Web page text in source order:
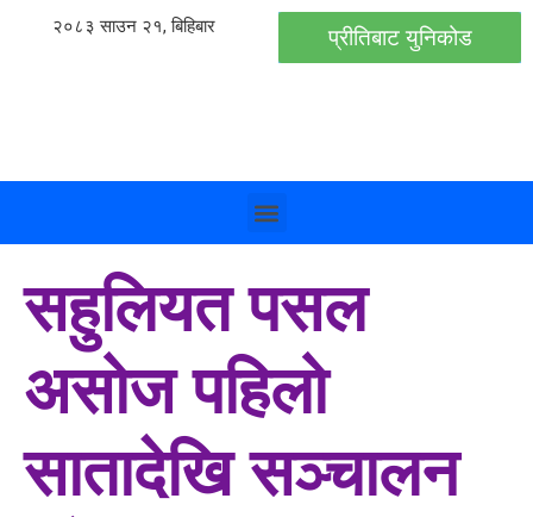
२०८३ साउन २१, बिहिबार प्रीतिबाट युनिकोड
सहुलियत पसल
असोज पहिलो
सातादेखि सञ्चालन